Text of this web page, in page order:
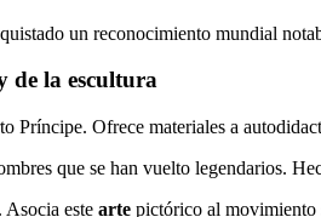
un reconocimiento mundial
de la escultura
Príncipe. Ofrece materiales a
que se han vuelto legendarios.
Asocia este arte pictórico al movimiento